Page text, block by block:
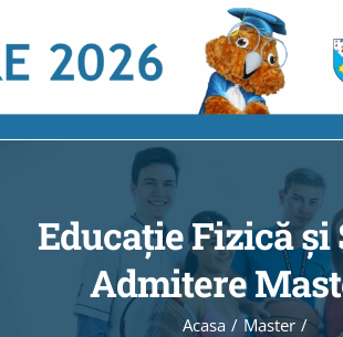
to
content
Educație Fizică și
Admitere
Acasa / Master /